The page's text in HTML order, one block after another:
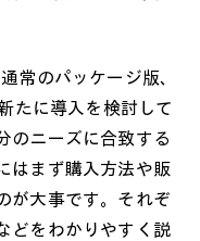
常のパッケージ版、
たに導入を検討して
のニーズに合致する
はまず購入方法や販
が大事です。それぞ
どをわかりやすく説